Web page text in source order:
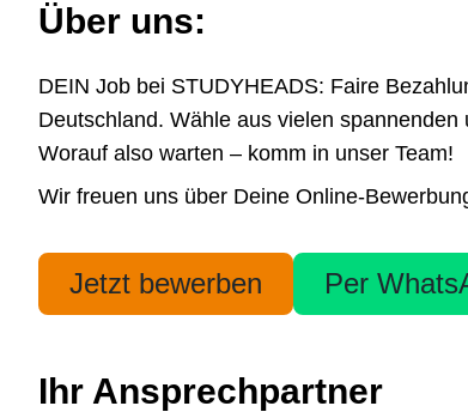
Über uns:
DEIN Job bei STUDYHEADS: Faire
Deutschland. Wähle aus vielen
Worauf also warten – komm in unser Team!
Wir freuen uns über Deine Online-
Jetzt bewerben Per
Ihr Ansprechpartner